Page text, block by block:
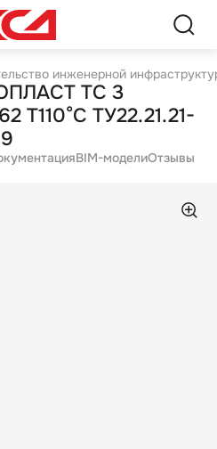
инженерной
ТС 3
T110°C ТУ22.21.21-
BIM-моделиОтзывы